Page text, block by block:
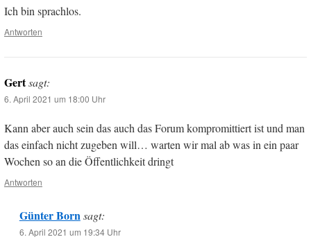
Ich bin sprachlos.
Antworten
Gertsagt:
6. April 2021 um 18:00 Uhr
Kann aber auch sein das auch das Forum kompromittiert ist und man
das einfach nicht zugeben will… warten wir mal ab was in ein paar
Wochen so an die Öffentlichkeit dringt
Antworten
Günter Born sagt:
6. April 2021 um 19:34 Uhr